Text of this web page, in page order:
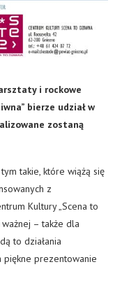
i rockowe
bierze udział w
zostaną
takie, które wiążą się
z
Kultury „Scena to
– także dla
to działania
piękne prezentowanie